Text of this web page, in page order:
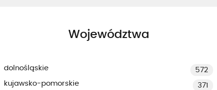
Województwa
dolnośląskie
572
kujawsko-pomorskie
371